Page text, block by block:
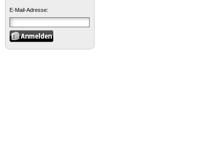
E-Mail-Adresse: